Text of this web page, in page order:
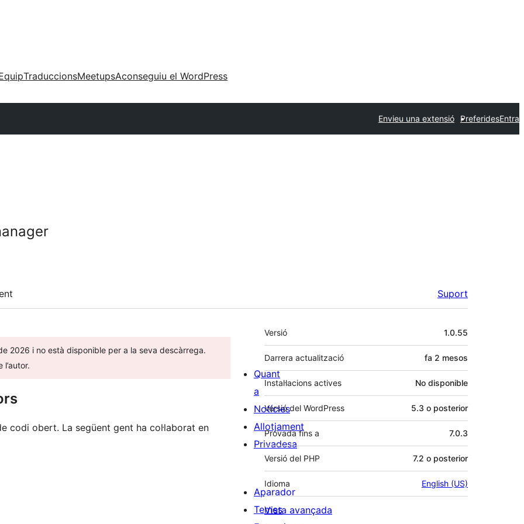
TraduccionsMeetupsAconseguiu el WordPress
Envieu una extensió PreferidesEntra
Suport
2026 i no està disponible per a la seva descàrrega.
codi obert. La següent gent ha col·laborat en
Meta
Versió 1.0.55
Darrera actualització fa 2 mesos
Instal·lacions actives No disponible
Versió del WordPress 5.3 o posterior
Provada fins a 7.0.3
Versió del PHP 7.2 o posterior
Idioma English (US)
Vista avançada
Quant
a
Notícies
Allotjament
Privadesa
Aparador
Temes